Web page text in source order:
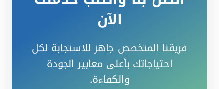
الآن
فريقنا المتخصص جاهز للاستجابة لكل
احتياجاتك بأعلى معايير الجودة
والكفاءة.